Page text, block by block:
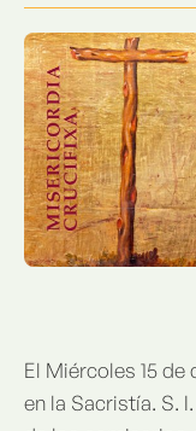
El Miércoles 15 de
en la Sacristía. S.